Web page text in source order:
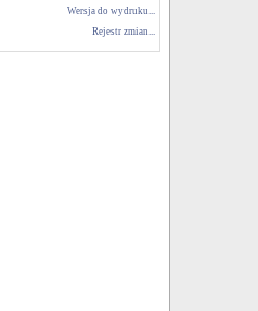
Wersja do wydruku...
Rejestr zmian...